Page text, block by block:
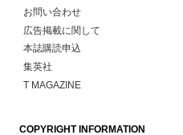
お問い合わせ
広告掲載に関して
本誌購読申込
集英社
T MAGAZINE
COPYRIGHT INFORMATION